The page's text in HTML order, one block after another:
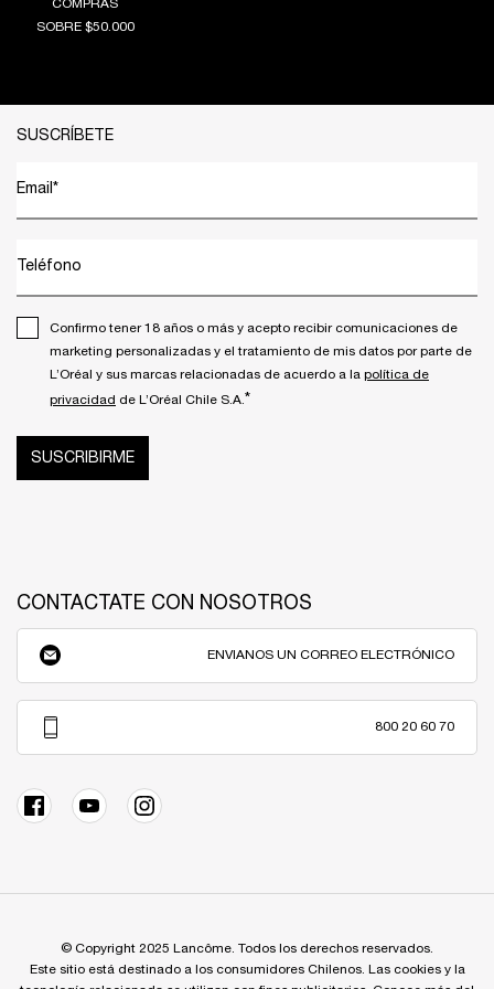
COMPRAS
SOBRE $50.000
SUSCRÍBETE
Email *
Teléfono
Confirmo tener 18 años o más y acepto recibir comunicaciones de
marketing personalizadas y el tratamiento de mis datos por parte de
L’Oréal y sus marcas relacionadas de acuerdo a la política de
privacidad de L’Oréal Chile S.A. *
SUSCRIBIRME
CONTACTATE CON NOSOTROS
ENVIANOS UN CORREO ELECTRÓNICO
800 20 60 70
© Copyright 2025 Lancôme. Todos los derechos reservados.
Este sitio está destinado a los consumidores Chilenos. Las cookies y la